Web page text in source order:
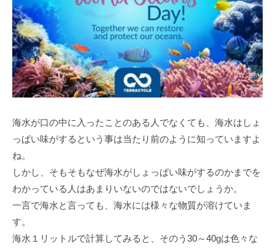
海水が口の中に入ったことのある人でなくても、海水はしょ
っぱい味がするという事は当たり前のように知っていますよ
ね。
しかし、そもそもなぜ海水がしょっぱい味がするのかまでを
わかっている人はあまりいないのではないでしょうか。
一言で海水と言っても、海水には様々な物質が溶けていま
す。
海水１リットルで計算してみると、そのう30～40gは色々な